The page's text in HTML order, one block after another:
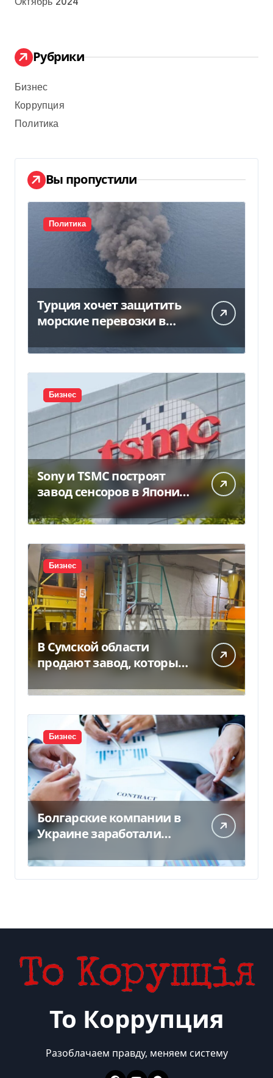
Рубрики
Бизнес
Коррупция
Политика
Вы пропустили
Политика
Турция хочет защитить
морские перевозки в
предложение отправили
в Россию
Бизнес
Sony и TSMC построят
завод сенсоров в Японии
за $6,4 млрд
Бизнес
В Сумской области
продают завод, который
продает 90% товаров за
границу
Бизнес
Болгарские компании в
Украине заработали
кто в лидерах
То Коррупция
Разоблачаем правду, меняем систему